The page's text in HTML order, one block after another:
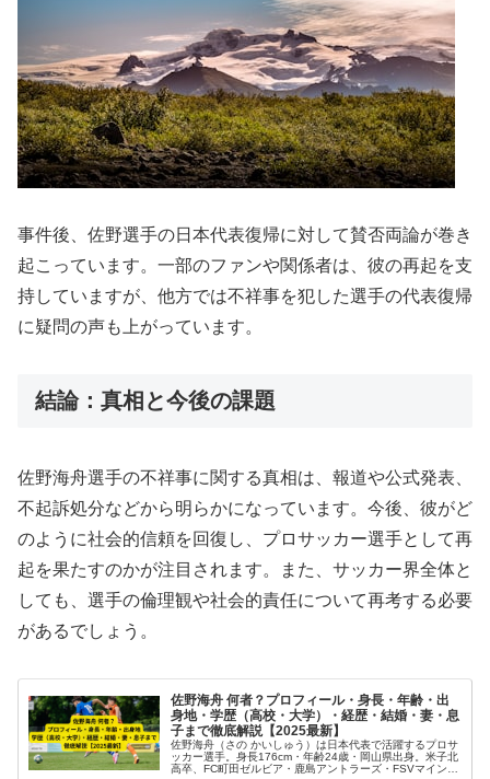
事件後、佐野選手の日本代表復帰に対して賛否両論が巻き
起こっています。一部のファンや関係者は、彼の再起を支
持していますが、他方では不祥事を犯した選手の代表復帰
に疑問の声も上がっています。
結論：真相と今後の課題
佐野海舟選手の不祥事に関する真相は、報道や公式発表、
不起訴処分などから明らかになっています。今後、彼がど
のように社会的信頼を回復し、プロサッカー選手として再
起を果たすのかが注目されます。また、サッカー界全体と
しても、選手の倫理観や社会的責任について再考する必要
があるでしょう。
佐野海舟 何者？プロフィール・身長・年齢・出
身地・学歴（高校・大学）・経歴・結婚・妻・息
子まで徹底解説【2025最新】
佐野海舟（さの かいしゅう）は日本代表で活躍するプロサ
ッカー選手。身長176cm・年齢24歳・岡山県出身。米子北
高卒、FC町田ゼルビア・鹿島アントラーズ・FSVマインツ